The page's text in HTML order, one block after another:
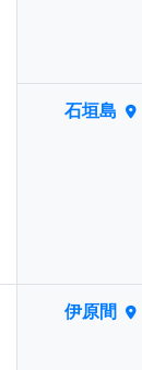
石垣島
伊原間